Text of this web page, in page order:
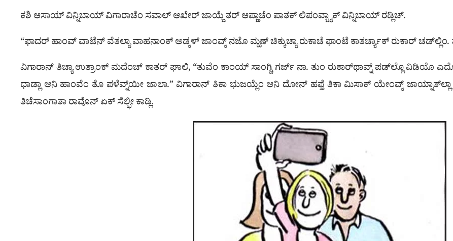
ಕಶಿ ಆಸಾಯ್ ವಿನ್ನಿಬಾಯ್ ವಿಗಾರಾಚೆಂ ಸವಾಲ್ ಆಖೇರ್ ಜಾಯ್ಜೆ ತರ್ ಆಪ್ಣಾಚೆಂ ಪಾತಕ್ ಲಿಪಂವ್ಚ್ಯಾಕ್ ವಿನ್ನಿಬಾಯ್ ರಡ್ಲಿಚ್.
“ಫಾದರ್ ಹಾಂವ್ ವಾಟೆನ್ ವೆತಲ್ಯಾ ವಾಹನಾಂಕ್ ಅಡ್ಕಳ್ ಜಾಂವ್ಕ್ ನಜೊ ಮ್ಹಣ್ ಚಿಕ್ಕುಚ್ಯಾ ರುಕಾಚೆ ಫಾಂಟೆ ಕಾತರ್ಚ್ಯಾಕ್ ರುಕಾರ್ ಚಡ್‌ಲ್ಲಿಂ.
ವಿಗಾರಾನ್ ತಿಚ್ಯಾ ಉತ್ರಾಂಕ್ ಮದೆಂಚ್ ಕಾತರ್ ಘಾಲಿ, “ತುವೆಂ ಕಾಂಯ್ ಸಾಂಗ್ಚಿ ಗರ್ಜ್ ನಾ. ತುಂ ರುಕಾರ್‌ಥಾವ್ನ್ ಪಡ್‌ಲ್ಲೊ ವಿಡಿಯೊ
ಧಾಡ್ಲಾ ಆನಿ ಹಾಂವೆಂ ತೊ ಪಳೆವ್ನ್‌ಯೀ ಜಾಲಾ.” ವಿಗಾರಾನ್ ತಿಕಾ ಭುಜಯ್ಲೆಂ ಆನಿ ದೋನ್ ಹಫ್ತೆ ತಿಕಾ ಮಿಸಾಕ್ ಯೇಂವ್ಕ್
ತಿಚೆಸಾಂಗಾತಾ ರಾವೊನ್ ಏಕ್ ಸೆಲ್ಫೀ ಕಾಡ್ಲಿ.